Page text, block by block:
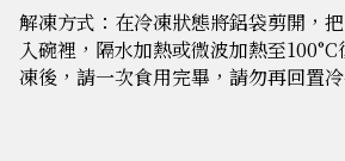
解凍方式：在冷凍狀態將鋁袋剪開，
入碗裡，隔水加熱或微波加熱至
凍後，請一次食用完畢，請勿再回置